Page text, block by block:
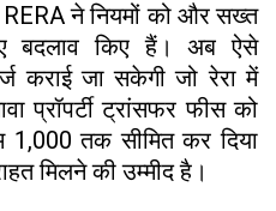
ने नियमों को और सख्त
बदलाव किए हैं। अब ऐसे
कराई जा सकेगी जो रेरा में
प्रॉपर्टी ट्रांसफर फीस को
तक सीमित कर दिया
मिलने की उम्मीद है।